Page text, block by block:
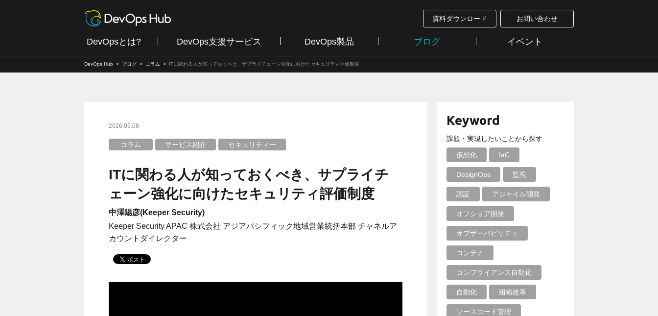
資料ダウンロード お問い合わせ
DevOpsとは? DevOps支援サービス DevOps製品 ブログ イベント
DevOps Hub ブログ コラム ITに関わる人が知っておくべき、サプライチェーン強化に向けたセキュリティ評価制度
2026.05.08
コラム サービス紹介 セキュリティー
ITに関わる人が知っておくべき、サプライチ
ェーン強化に向けたセキュリティ評価制度
中澤陽彦(Keeper Security)
Keeper Security APAC 株式会社 アジアパシフィック地域営業統括本部 チャネルア
カウントダイレクター
Keyword
課題・実現したいことから探す
仮想化 IaC
DesignOps 監視
認証 アジャイル開発
オフショア開発
オブザーバビリティ
コンテナ
コンプライアンス自動化
自動化 組織改革
ソースコード管理